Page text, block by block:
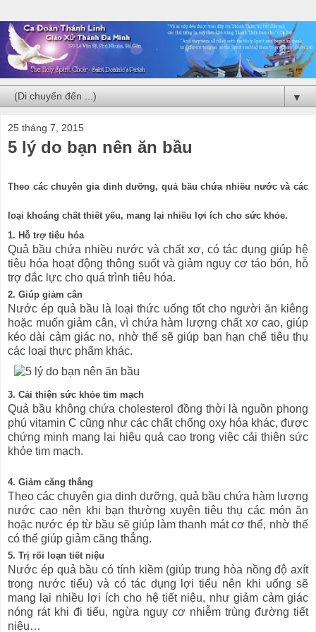
▼
25 tháng 7, 2015
5 lý do bạn nên ăn bầu
Theo các chuyên gia dinh dưỡng, quả bầu chứa nhiều nước và các
loại khoáng chất thiết yếu, mang lại nhiều lợi ích cho sức khỏe.
1. Hỗ trợ tiêu hóa
Quả bầu chứa nhiều nước và chất xơ, có tác dụng giúp hệ
tiêu hóa hoạt động thông suốt và giảm nguy cơ táo bón, hỗ
trợ đắc lực cho quá trình tiêu hóa.
2. Giúp giảm cân
Nước ép quả bầu là loại thức uống tốt cho người ăn kiêng
hoặc muốn giảm cân, vì chứa hàm lượng chất xơ cao, giúp
kéo dài cảm giác no, nhờ thế sẽ giúp bạn hạn chế tiêu thụ
các loại thực phẩm khác.
3. Cải thiện sức khỏe tim mạch
Quả bầu không chứa cholesterol đồng thời là nguồn phong
phú vitamin C cũng như các chất chống oxy hóa khác, được
chứng minh mang lại hiệu quả cao trong việc cải thiện sức
khỏe tim mạch.
4. Giảm căng thẳng
Theo các chuyên gia dinh dưỡng, quả bầu chứa hàm lượng
nước cao nên khi bạn thường xuyên tiêu thụ các món ăn
hoặc nước ép từ bầu sẽ giúp làm thanh mát cơ thể, nhờ thế
có thể giúp giảm căng thẳng.
5. Trị rối loạn tiết niệu
Nước ép quả bầu có tính kiềm (giúp trung hòa nồng độ axít
trong nước tiểu) và có tác dụng lợi tiểu nên khi uống sẽ
mang lại nhiều lợi ích cho hệ tiết niệu, như giảm cảm giác
nóng rát khi đi tiểu, ngừa nguy cơ nhiễm trùng đường tiết
niệu…